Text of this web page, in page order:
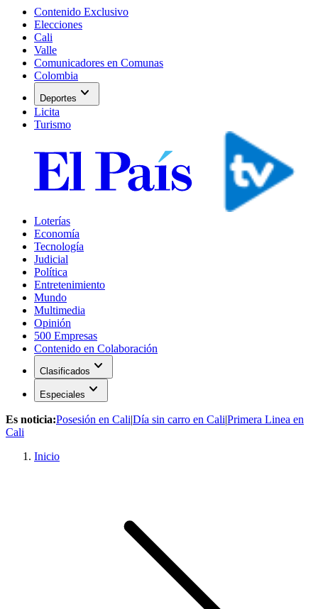
Contenido Exclusivo
Elecciones
Cali
Valle
Comunicadores en Comunas
Colombia
Deportes expand_more
Licita
Turismo
Loterías
Economía
Tecnología
Judicial
Política
Entretenimiento
Mundo
Multimedia
Opinión
500 Empresas
Contenido en Colaboración
Clasificados expand_more
Especiales expand_more
Es noticia:Posesión en Cali|Día sin carro en Cali|Primera Linea en
Cali
Inicio